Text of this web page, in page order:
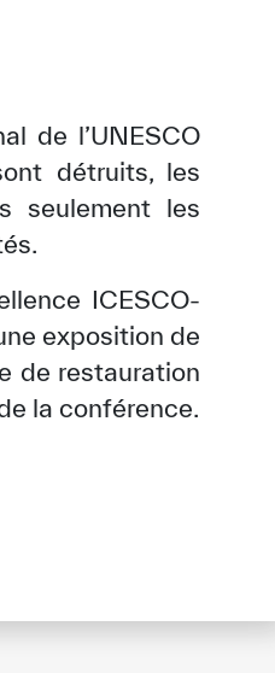
de l’UNESCO
détruits, les
seulement les
ICESCO-
exposition de
de restauration
la conférence.